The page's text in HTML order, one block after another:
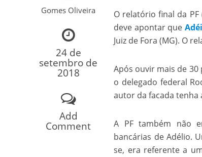
Como o
Os
Gomes Oliveira
24 de
setembro de
2018
Add
Comment
O relatório final da
deve apontar que
Juiz de Fora (MG). O
Após ouvir mais de
o delegado federal
autor da facada tenha
A PF também não
bancárias de Adélio.
se, era referente a